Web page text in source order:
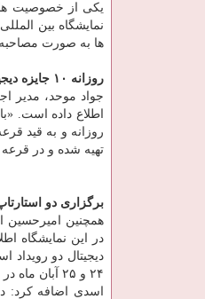
یكی از خصوصیت
نمایشگاه بین
ها به صورت مصاحبه
روزانه ۱۰ جایزه دیجیتالی برای بازدیدكنندگان نمایشگاه رسانه های دیجیتال
اطلاع داده است.
روزانه و به قید
تهیه شده و در
برگزاری دو
همچنین امیرحسین
در این نمایشگاه
دیجیتال دو رویداد
۲۴ و ۲۵ آبان ماه در نمایشگاه بین المللی رسانه های دیجیتال برگزار می گردد.